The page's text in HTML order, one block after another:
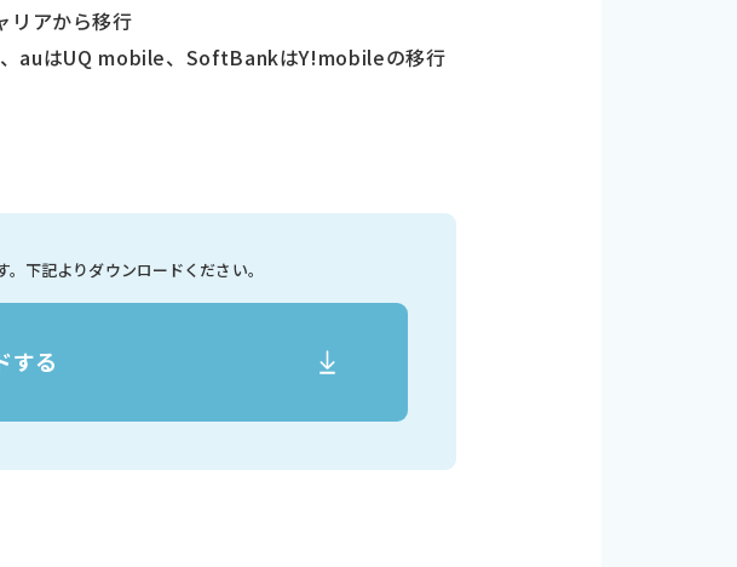
アから移行
auはUQ mobile、SoftBankはY!mobileの移行
下記よりダウンロードください。
する